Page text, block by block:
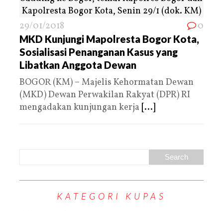
29/01/2018 0
MKD Kunjungi Mapolresta Bogor Kota,
Sosialisasi Penanganan Kasus yang
Libatkan Anggota Dewan
BOGOR (KM) – Majelis Kehormatan Dewan
(MKD) Dewan Perwakilan Rakyat (DPR) RI
mengadakan kunjungan kerja [...]
KATEGORI KUPAS